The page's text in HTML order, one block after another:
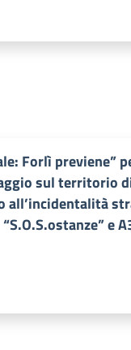
Forlì previene”
sul territorio
e